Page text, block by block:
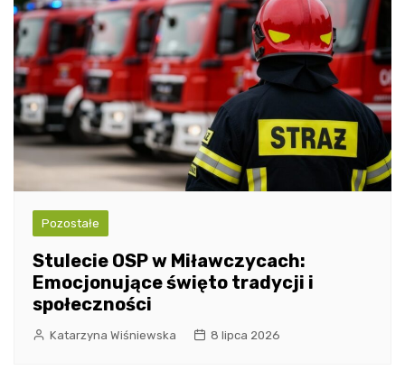
Pozostałe
Stulecie OSP w Miławczycach:
Emocjonujące święto tradycji i
społeczności
Katarzyna Wiśniewska 8 lipca 2026